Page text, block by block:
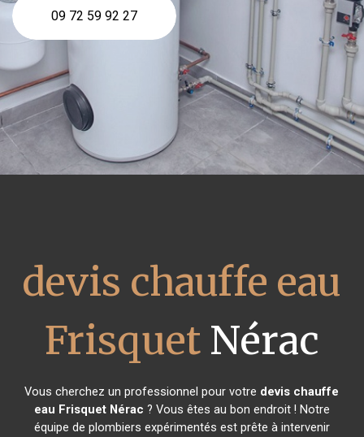
09 72 59 92 27
devis chauffe eau
FrisquetNérac
Vous cherchez un professionnel pour votre devis chauffe
eau Frisquet Nérac ? Vous êtes au bon endroit ! Notre
équipe de plombiers expérimentés est prête à intervenir